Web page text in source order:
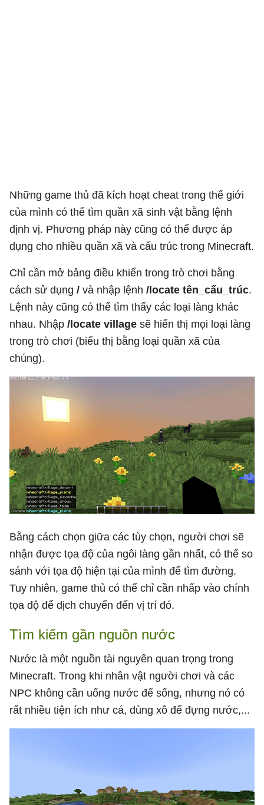
Những game thủ đã kích hoạt cheat trong thế giới
của mình có thể tìm quần xã sinh vật bằng lệnh
định vị. Phương pháp này cũng có thể được áp
dụng cho nhiều quần xã và cấu trúc trong Minecraft.
Chỉ cần mở bảng điều khiển trong trò chơi bằng
cách sử dụng / và nhập lệnh /locate tên_cấu_trúc.
Lệnh này cũng có thể tìm thấy các loại làng khác
nhau. Nhập /locate village sẽ hiển thị mọi loại làng
trong trò chơi (biểu thị bằng loại quần xã của
chúng).
Bằng cách chọn giữa các tùy chọn, người chơi sẽ
nhận được tọa độ của ngôi làng gần nhất, có thể so
sánh với tọa độ hiện tại của mình để tìm đường.
Tuy nhiên, game thủ có thể chỉ cần nhấp vào chính
tọa độ để dịch chuyển đến vị trí đó.
Tìm kiếm gần nguồn nước
Nước là một nguồn tài nguyên quan trọng trong
Minecraft. Trong khi nhân vật người chơi và các
NPC không cần uống nước để sống, nhưng nó có
rất nhiều tiện ích như cá, dùng xô để đựng nước,...